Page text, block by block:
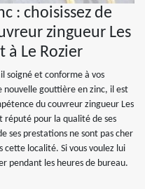
: choisissez de
zingueur Les
à Le Rozier
soigné et conforme à vos
nouvelle gouttière en zinc, il est
du couvreur zingueur Les
réputé pour la qualité de ses
ses prestations ne sont pas cher
cette localité. Si vous voulez lui
pendant les heures de bureau.